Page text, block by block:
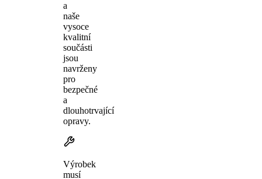
a
naše
vysoce
kvalitní
součásti
jsou
navrženy
pro
bezpečné
a
dlouhotrvající
opravy.
Výrobek
musí